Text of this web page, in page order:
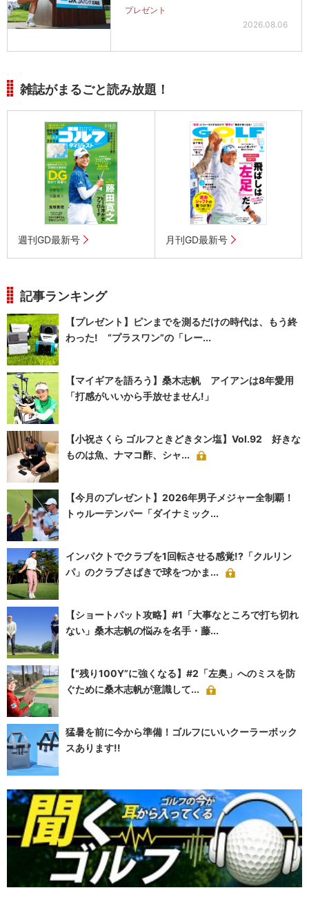
プレゼント
2026.08.06
雑誌がまるごと読み放題！
週刊GD最新号 月刊GD最新号
記事ランキング
【プレゼント】ピンまでを測るだけの時代は、もう終
わった! “プラスワン”の「レー...
【マイギアを語ろう】桑木志帆 アイアンは8年愛用
「打感がいいから手放せません!」
【小祝さくら ゴルフときどきタン塩】Vol.92 好きな
ものは魚、ナマコ酢、シャ...
【今月のプレゼント】2026年男子メジャー全制覇！
トゥルーテンパー「ダイナミック...
インパクトでクラブを1回転させる感覚!?「クルリン
パ」のクラブさばきで球をつかま...
【ショートパット攻略】#1「大事なところで打ち切れ
ない」桑木志帆の悩みを名手・藤...
【“残り100Y”に強くなる】#2「左奥」へのミスを防
ぐために桑木志帆が意識して...
猛暑を前に今から準備！ゴルフにいいクーラーボック
スあります!!